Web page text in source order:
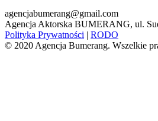
agencjabumerang@gmail.com
Agencja Aktorska BUMERANG, ul.
Polityka Prywatności | RODO
© 2020 Agencja Bumerang. Wszelkie